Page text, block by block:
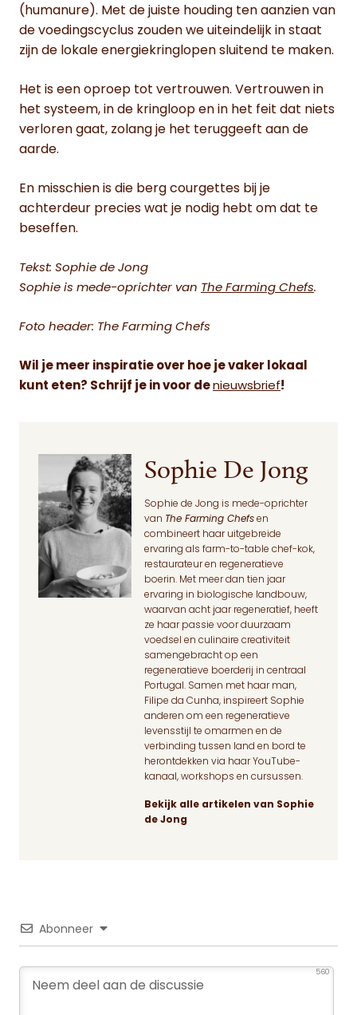
(humanure). Met de juiste houding ten aanzien van
de voedingscyclus zouden we uiteindelijk in staat
zijn de lokale energiekringlopen sluitend te maken.
Het is een oproep tot vertrouwen. Vertrouwen in
het systeem, in de kringloop en in het feit dat niets
verloren gaat, zolang je het teruggeeft aan de
aarde.
En misschien is die berg courgettes bij je
achterdeur precies wat je nodig hebt om dat te
beseffen.
Tekst: Sophie de Jong
Sophie is mede-oprichter van The Farming Chefs.
Foto header: The Farming Chefs
Wil je meer inspiratie over hoe je vaker lokaal
kunt eten? Schrijf je in voor de nieuwsbrief!
Sophie De Jong
Sophie de Jong is mede-oprichter
van The Farming Chefs en
combineert haar uitgebreide
ervaring als farm-to-table chef-kok,
restaurateur en regeneratieve
boerin. Met meer dan tien jaar
ervaring in biologische landbouw,
waarvan acht jaar regeneratief, heeft
ze haar passie voor duurzaam
voedsel en culinaire creativiteit
samengebracht op een
regeneratieve boerderij in centraal
Portugal. Samen met haar man,
Filipe da Cunha, inspireert Sophie
anderen om een regeneratieve
levensstijl te omarmen en de
verbinding tussen land en bord te
herontdekken via haar YouTube-
kanaal, workshops en cursussen.
Bekijk alle artikelen van Sophie
de Jong
Abonneer
560